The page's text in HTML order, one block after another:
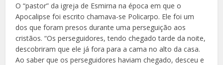
O “pastor” da igreja de Esmirna na época em que o
Apocalipse foi escrito chamava-se Policarpo. Ele foi um
dos que foram presos durante uma perseguição aos
cristãos. “Os perseguidores, tendo chegado tarde da noite,
descobriram que ele já fora para a cama no alto da casa.
Ao saber que os perseguidores haviam chegado, desceu e